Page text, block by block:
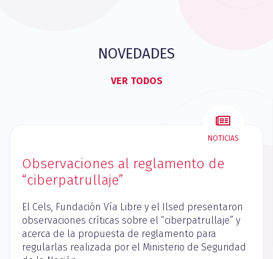
NOVEDADES
VER TODOS
NOTICIAS
Observaciones al reglamento de
“ciberpatrullaje”
El Cels, Fundación Vía Libre y el Ilsed presentaron
observaciones críticas sobre el “ciberpatrullaje” y
acerca de la propuesta de reglamento para
regularlas realizada por el Ministerio de Seguridad